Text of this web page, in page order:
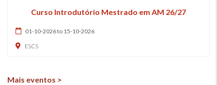
Curso Introdutório Mestrado em AM 26/27
01-10-2026 to 15-10-2026
ESCS
Mais eventos >